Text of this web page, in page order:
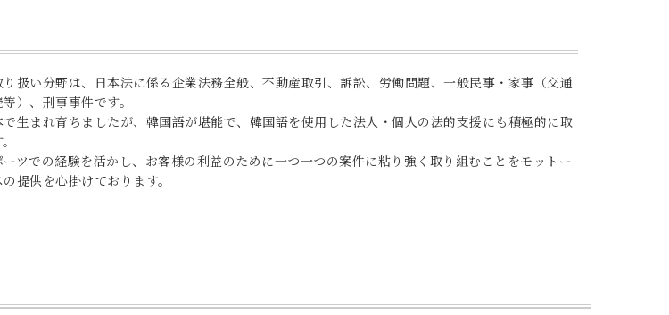
扱い分野は、日本法に係る企業法務全般、不動産取引、訴訟、労働問題、一般民事・家事（交通
）、刑事事件です。
生まれ育ちましたが、韓国語が堪能で、韓国語を使用した法人・個人の法的支援にも積極的に取
ツでの経験を活かし、お客様の利益のために一つ一つの案件に粘り強く取り組むことをモットー
提供を心掛けております。